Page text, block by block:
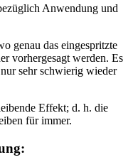
Anwendung und
genau das eingespritzte
vorhergesagt werden. Es
sehr schwierig wieder
Effekt; d. h. die
für immer.